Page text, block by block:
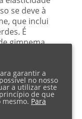
se deve à
que inclui
É
gimnema,
de zimbro.
garantir a
no nosso
a utilizar este
de que
Para